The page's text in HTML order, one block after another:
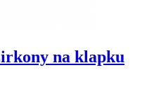
na klapku